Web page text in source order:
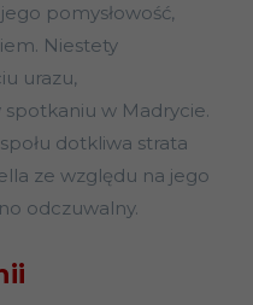
pomysłowość,
Niestety
urazu,
spotkaniu w Madrycie.
dotkliwa strata
ze względu na jego
odczuwalny.